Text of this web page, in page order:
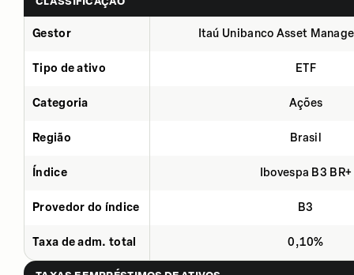
Gestor Itaú Unibanco Asset
Tipo de ativo ETF
Categoria Ações
Região Brasil
Índice Ibovespa B3 BR+
Provedor do índice B3
Taxa de adm. total 0,10%